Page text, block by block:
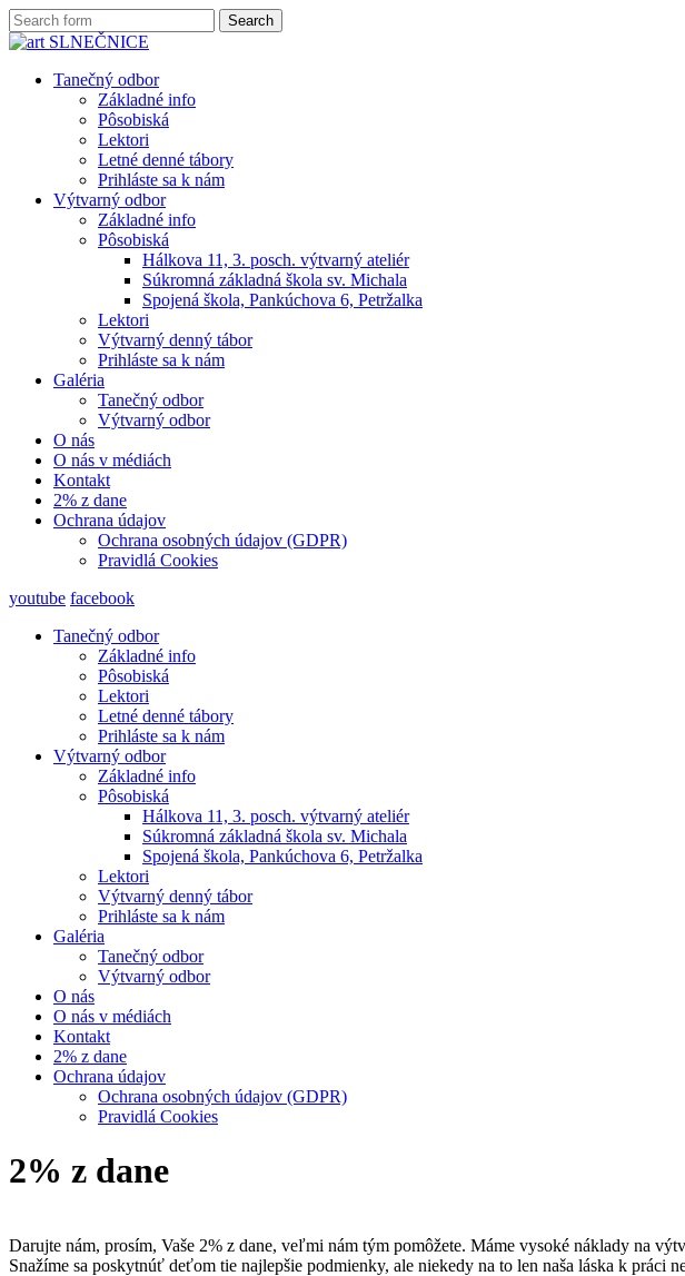
Tanečný odbor
Základné info
Pôsobiská
Lektori
Letné denné tábory
Prihláste sa k nám
Výtvarný odbor
Základné info
Pôsobiská
Hálkova 11, 3. posch. výtvarný ateliér
Súkromná základná škola sv. Michala
Spojená škola, Pankúchova 6, Petržalka
Lektori
Výtvarný denný tábor
Prihláste sa k nám
Galéria
Tanečný odbor
Výtvarný odbor
O nás
O nás v médiách
Kontakt
2% z dane
Ochrana údajov
Ochrana osobných údajov (GDPR)
Pravidlá Cookies
youtube facebook
Tanečný odbor
Základné info
Pôsobiská
Lektori
Letné denné tábory
Prihláste sa k nám
Výtvarný odbor
Základné info
Pôsobiská
Hálkova 11, 3. posch. výtvarný ateliér
Súkromná základná škola sv. Michala
Spojená škola, Pankúchova 6, Petržalka
Lektori
Výtvarný denný tábor
Prihláste sa k nám
Galéria
Tanečný odbor
Výtvarný odbor
O nás
O nás v médiách
Kontakt
2% z dane
Ochrana údajov
Ochrana osobných údajov (GDPR)
Pravidlá Cookies
2% z dane
Darujte nám, prosím, Vaše 2% z dane, veľmi nám tým pomôžete. Máme vysoké náklady na
Snažíme sa poskytnúť deťom tie najlepšie podmienky, ale niekedy na to len naša láska k práci